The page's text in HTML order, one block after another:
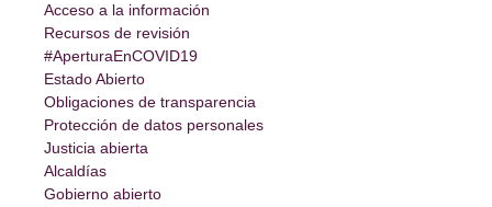
Acceso a la información
Recursos de revisión
#AperturaEnCOVID19
Estado Abierto
Obligaciones de transparencia
Protección de datos personales
Justicia abierta
Alcaldías
Gobierno abierto